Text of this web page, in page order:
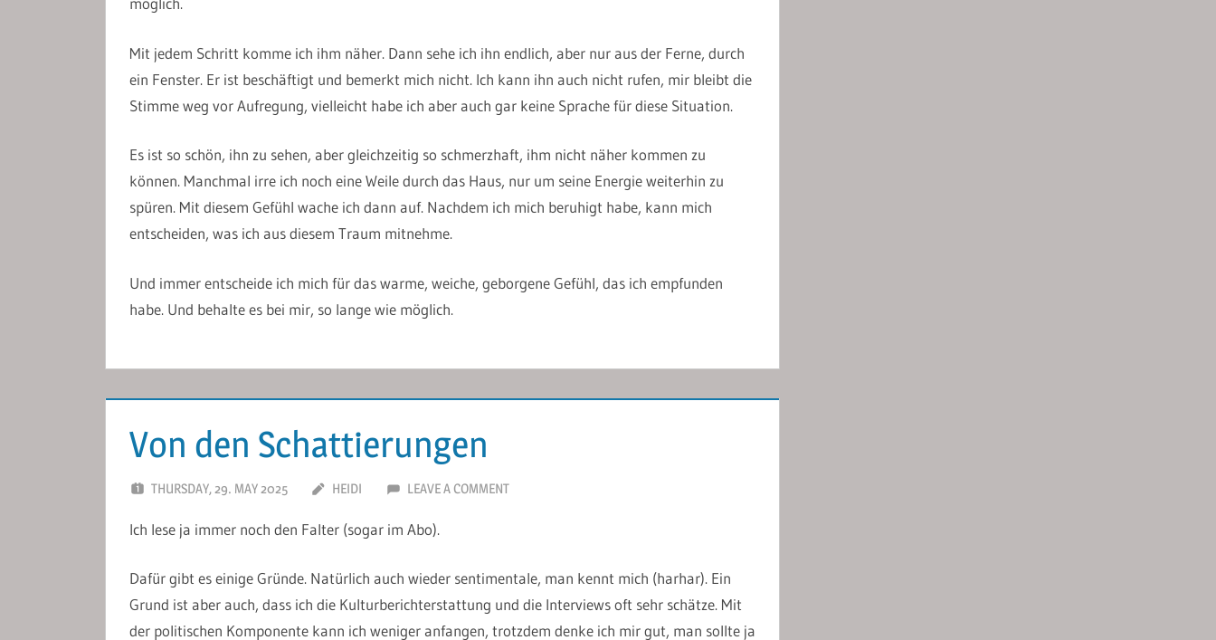
Mit jedem Schritt komme ich ihm näher. Dann sehe ich ihn endlich, aber nur aus der Ferne, durch
ein Fenster. Er ist beschäftigt und bemerkt mich nicht. Ich kann ihn auch nicht rufen, mir bleibt die
Stimme weg vor Aufregung, vielleicht habe ich aber auch gar keine Sprache für diese Situation.
Es ist so schön, ihn zu sehen, aber gleichzeitig so schmerzhaft, ihm nicht näher kommen zu
können. Manchmal irre ich noch eine Weile durch das Haus, nur um seine Energie weiterhin zu
spüren. Mit diesem Gefühl wache ich dann auf. Nachdem ich mich beruhigt habe, kann mich
entscheiden, was ich aus diesem Traum mitnehme.
Und immer entscheide ich mich für das warme, weiche, geborgene Gefühl, das ich empfunden
habe. Und behalte es bei mir, so lange wie möglich.
Von den Schattierungen
THURSDAY, 29. MAY 2025 HEIDI LEAVE A COMMENT
Ich lese ja immer noch den Falter (sogar im Abo).
Dafür gibt es einige Gründe. Natürlich auch wieder sentimentale, man kennt mich (harhar). Ein
Grund ist aber auch, dass ich die Kulturberichterstattung und die Interviews oft sehr schätze. Mit
der politischen Komponente kann ich weniger anfangen, trotzdem denke ich mir gut, man sollte ja